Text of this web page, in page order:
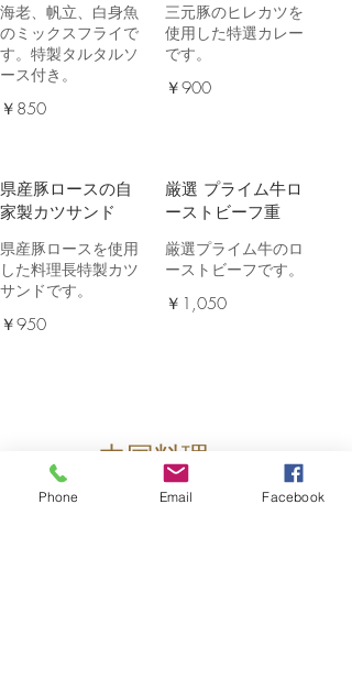
海老、帆立、白身魚
のミックスフライで
す。特製タルタルソ
ース付き。
￥850
三元豚のヒレカツを
使用した特選カレー
です。
￥900
県産豚ロースの自
家製カツサンド
県産豚ロースを使用
した料理長特製カツ
サンドです。
￥950
厳選 プライム牛ロ
ーストビーフ重
厳選プライム牛のロ
ーストビーフです。
￥1,050
中国料理
本格中国料理から定番のお弁当です。
Phone Email Facebook